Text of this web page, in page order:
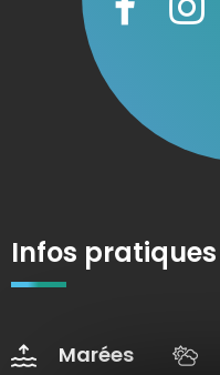
Infos pratiques
Marées